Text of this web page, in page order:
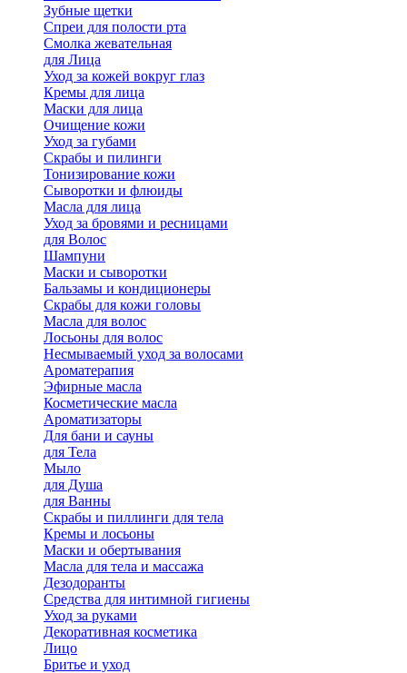
Зубные щетки
Спреи для полости рта
Смолка жевательная
для Лица
Уход за кожей вокруг глаз
Кремы для лица
Маски для лица
Очищение кожи
Уход за губами
Скрабы и пилинги
Тонизирование кожи
Сыворотки и флюиды
Масла для лица
Уход за бровями и ресницами
для Волос
Шампуни
Маски и сыворотки
Бальзамы и кондиционеры
Скрабы для кожи головы
Масла для волос
Лосьоны для волос
Несмываемый уход за волосами
Ароматерапия
Эфирные масла
Косметические масла
Ароматизаторы
Для бани и сауны
для Тела
Мыло
для Душа
для Ванны
Скрабы и пиллинги для тела
Кремы и лосьоны
Маски и обертывания
Масла для тела и массажа
Дезодоранты
Средства для интимной гигиены
Уход за руками
Декоративная косметика
Лицо
Бритье и уход